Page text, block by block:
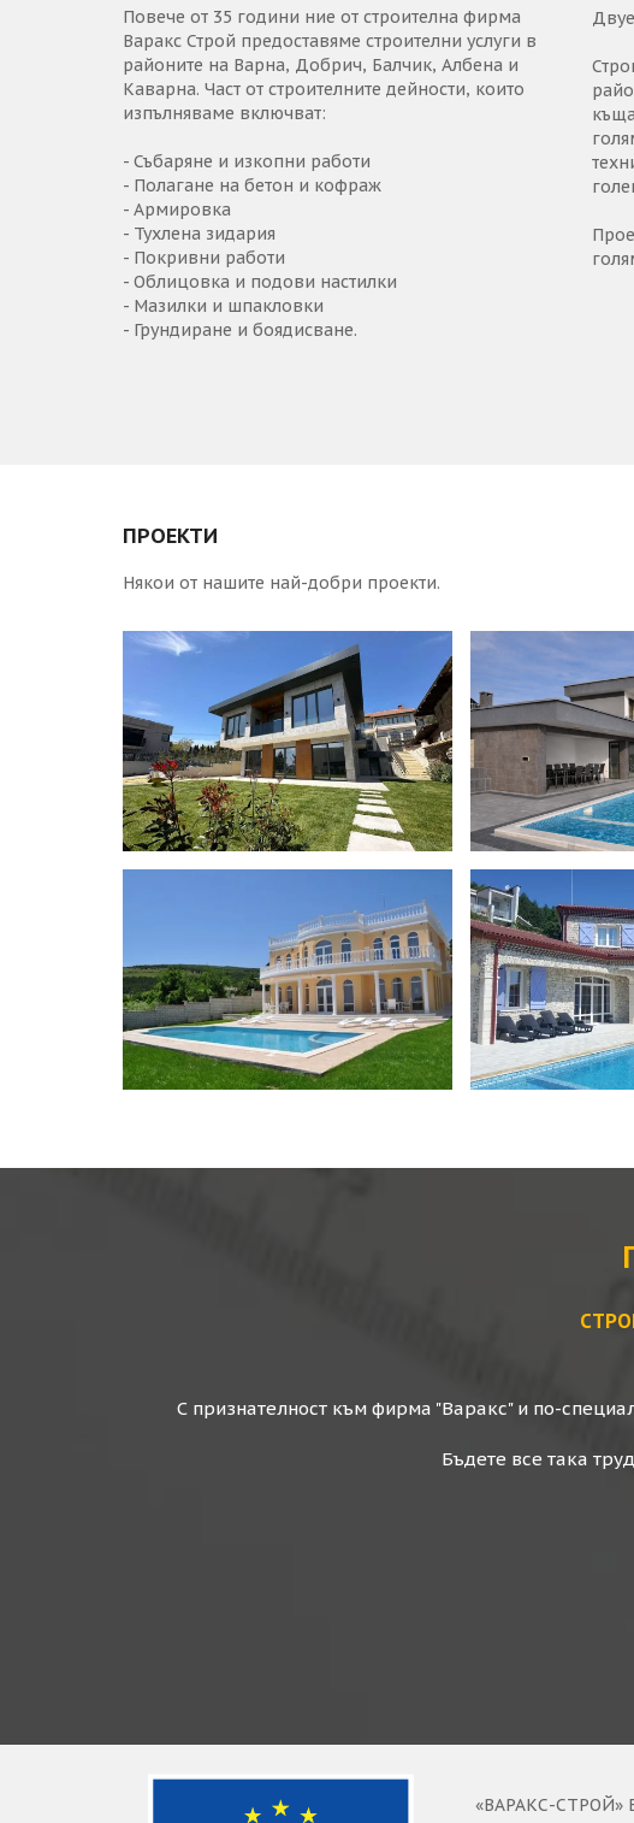
Повече от 35 години ние от строителна фирма
Варакс Строй предоставяме строителни услуги в
районите на Варна, Добрич, Балчик, Албена и
Каварна. Част от строителните дейности, които
изпълняваме включват:
- Събаряне и изкопни работи
- Полагане на бетон и кофраж
- Армировка
- Тухлена зидария
- Покривни работи
- Облицовка и подови настилки
- Мазилки и шпакловки
- Грундиране и боядисване.
ПРОЕКТИ
Някои от нашите най-добри проекти.
Двуетажна къща "до ключ" –
Варна
Строителство на къщи
Модерна вила с
Балчик
Строителство на
Строителство
Искам да благодаря на фирма Варакс Строй за
С признателност към фирма "Варакс" и по-
Бъдете все така
работи. Това, което ни направи впечатление е, че от
срокове за изпълнение - винаги се изчакваха
«ВАРАКС-СТРОЙ»